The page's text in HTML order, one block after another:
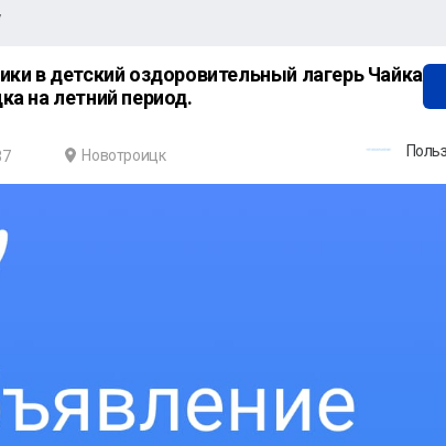
в детский оздоровительный лагерь Чайка
на летний период.
Новотроицк